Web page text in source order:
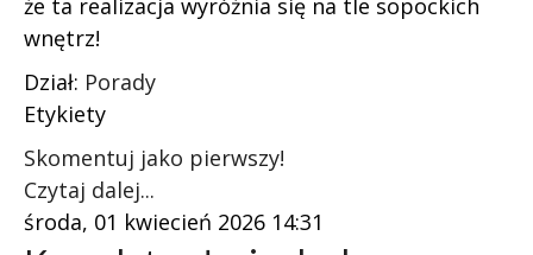
że ta realizacja wyróżnia się na tle sopockich
wnętrz!
Dział: Porady
Etykiety
Skomentuj jako pierwszy!
Czytaj dalej...
środa, 01 kwiecień 2026 14:31